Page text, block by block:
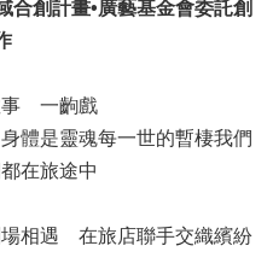
合創計畫•廣藝基金會委託創
一齣戲
體是靈魂每一世的暫棲我們
在旅途中
相遇 在旅店聯手交織繽紛